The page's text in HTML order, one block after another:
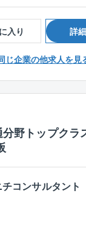
時間（残業代は1分
配属先により異なり
（入社者全員利用
ザイマックスエル
内容で70歳まで正
しでご自宅から90
戦可能、実際に50
躍されていらっしゃ
築物環境衛生管理
社内にて模試の実
を存分に発揮してい
職魅力ポイント】
安く
マホーム価格
最高等級クリア
180,000組
均（年間）約171組
均（年間）10.25
入り 詳
じ企業の他求人を見
野トップクラ
コンサルタント